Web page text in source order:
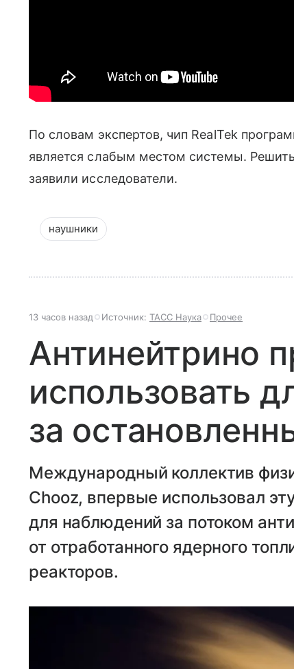
По словам экспертов, чип RealTek
является слабым местом системы.
заявили исследователи.
наушники
13 часов назад Источник: ТАСС Наука Прочее
Антинейтрино
использовать
за
Международный коллектив
Chooz, впервые использовал
для наблюдений за потоком
от отработанного ядерного
реакторов.